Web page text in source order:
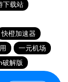
下载站
快橙加速器
一元机场
破解版